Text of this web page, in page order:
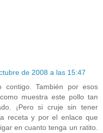
de 2008 a las 15:47
contigo. También por esos
muestra este pollo tan
¡Pero si cruje sin tener
receta y por el enlace que
en cuanto tenga un ratito.